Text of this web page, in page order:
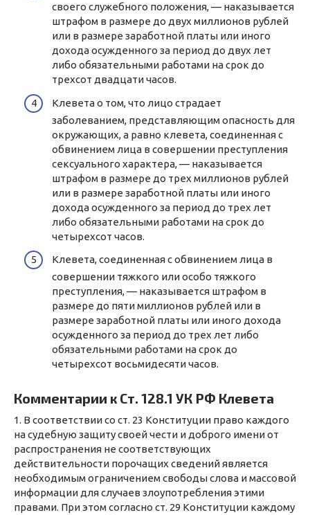
своего служебного положения, — наказывается
штрафом в размере до двух миллионов рублей
или в размере заработной платы или иного
дохода осужденного за период до двух лет
либо обязательными работами на срок до
трехсот двадцати часов.
Клевета о том, что лицо страдает
заболеванием, представляющим опасность для
окружающих, а равно клевета, соединенная с
обвинением лица в совершении преступления
сексуального характера, — наказывается
штрафом в размере до трех миллионов рублей
или в размере заработной платы или иного
дохода осужденного за период до трех лет
либо обязательными работами на срок до
четырехсот часов.
Клевета, соединенная с обвинением лица в
совершении тяжкого или особо тяжкого
преступления, — наказывается штрафом в
размере до пяти миллионов рублей или в
размере заработной платы или иного дохода
осужденного за период до трех лет либо
обязательными работами на срок до
четырехсот восьмидесяти часов.
Комментарии к Ст. 128.1 УК РФ Клевета
1. В соответствии со ст. 23 Конституции право каждого
на судебную защиту своей чести и доброго имени от
распространения не соответствующих
действительности порочащих сведений является
необходимым ограничением свободы слова и массовой
информации для случаев злоупотребления этими
правами. При этом согласно ст. 29 Конституции каждому